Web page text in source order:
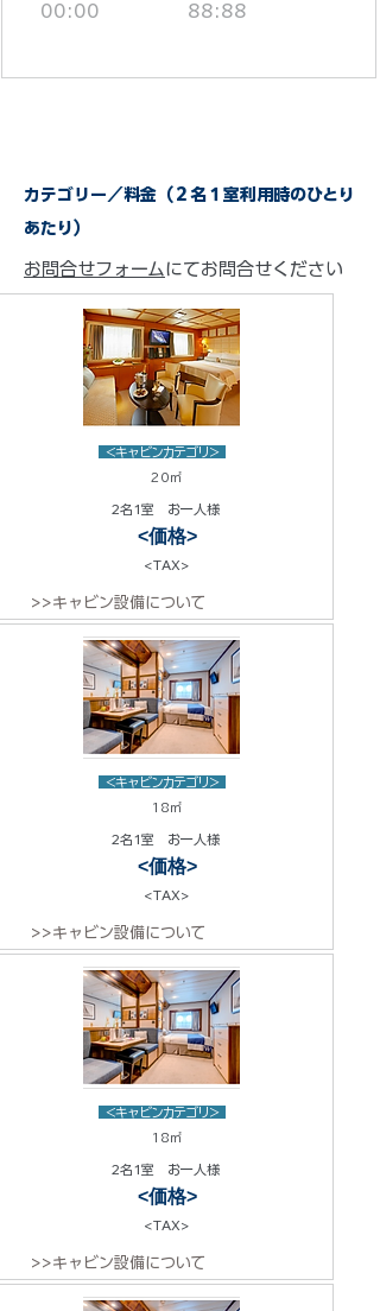
00:00 88:88
カテゴリー／料金（２名１室利用時のひとり
あたり）
お問合せフォームにてお問合せください
<キャビンカテゴリ>
20㎡
2名1室 お一人様
<価格>
<TAX>
>>キャビン設備について
<キャビンカテゴリ>
18㎡
2名1室 お一人様
<価格>
<TAX>
>>キャビン設備について
<キャビンカテゴリ>
18㎡
2名1室 お一人様
<価格>
<TAX>
>>キャビン設備について